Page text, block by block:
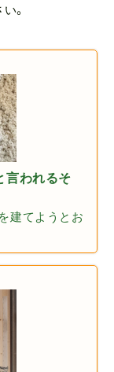
。
言われるそ
家を建てようとお